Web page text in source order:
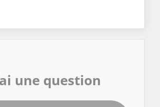
une question